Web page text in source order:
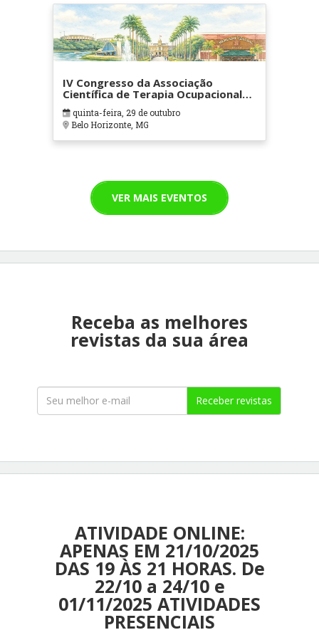
IV Congresso da Associação
Científica de Terapia Ocupacional
em Contextos Hospitalares e
Cuidados Paliativos - ATOHOSP
quinta-feira, 29 de outubro
Belo Horizonte, MG
VER MAIS EVENTOS
Receba as melhores
revistas da sua área
Receber revistas
ATIVIDADE ONLINE:
APENAS EM 21/10/2025
DAS 19 ÀS 21 HORAS. De
22/10 a 24/10 e
01/11/2025 ATIVIDADES
PRESENCIAIS